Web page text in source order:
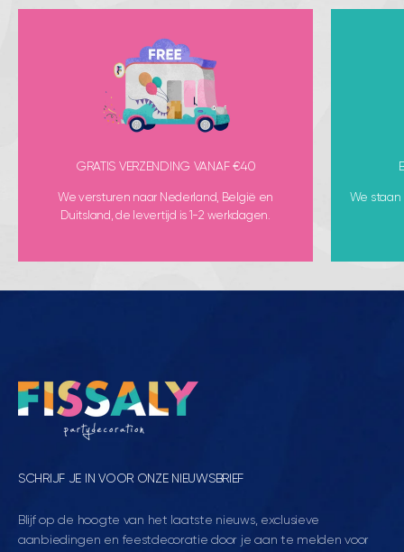
GRATIS VERZENDING VANAF €40
We versturen naar Nederland, België en
Duitsland, de levertijd is 1-2 werkdagen.
We
SCHRIJF JE IN VOOR ONZE NIEUWSBRIEF
Blijf op de hoogte van het laatste nieuws, exclusieve
aanbiedingen en feestdecoratie door je aan te melden voor